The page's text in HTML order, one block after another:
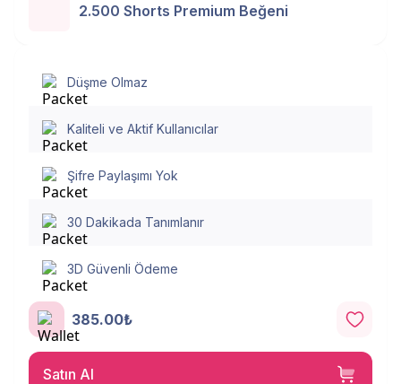
2.500 Shorts Premium Beğeni
Düşme Olmaz
Kaliteli ve Aktif Kullanıcılar
Şifre Paylaşımı Yok
30 Dakikada Tanımlanır
3D Güvenli Ödeme
385.00₺
Satın Al